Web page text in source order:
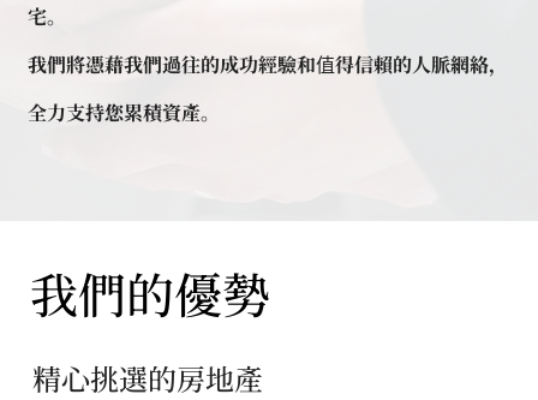
宅。
我們將憑藉我們過往的成功經驗和值得信賴的人脈網絡，
全力支持您累積資產。
我們的優勢
精心挑選的房地產